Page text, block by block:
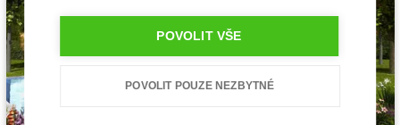
POVOLIT VŠE
POVOLIT POUZE NEZBYTNÉ